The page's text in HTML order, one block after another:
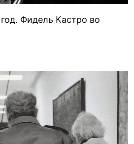
Фидель Кастро во